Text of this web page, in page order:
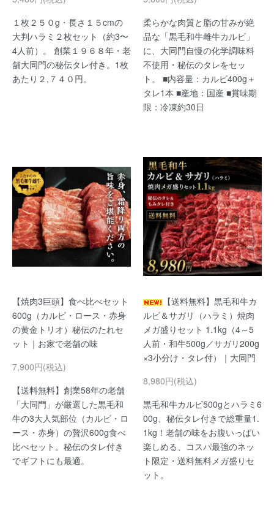
１枚２５０g・長さ１５cmの
大判ハラミ２枚セット（約3〜
4人前）。 創業１９６８年・老
舗大同門の秘伝タレ付き。1枚
あたり２,７４０円。
柔らかな肉質と脂の甘みが絶
品な「黒毛和牛雌牛カルビ」
に、大同門自慢の化学調味料
不使用・秘伝のタレをセッ
ト。 ■内容量：カルビ400g＋
タレ1本 ■産地：国産 ■賞味期
限：冷凍約30日
【焼肉3巨頭】食べ比べセット
600g（カルビ・ロース・赤身
の黄金トリオ）秘伝のたれセ
ット｜お家で老舗の味
7,900円(税込)
【送料無料】創業58年の老舗
「大同門」が厳選した黒毛和
牛の3大人気部位（カルビ・ロ
ース・赤身）の贅沢600g食べ
比べセット。秘伝のタレ付き
でギフトにも最適。
【送料無料】黒毛和牛カ
ルビ＆サガリ（ハラミ）焼肉
メガ盛りセット 1.1kg（4～5
人前・和牛500g／サガリ200g
×3小分け・タレ付）｜大同門
8,980円(税込)
黒毛和牛カルビ500gとハラミ6
00g、秘伝タレ付きで総重量1.
1kg！老舗の味をお腹いっぱい
楽しめる、コスパ最強のネッ
ト限定・送料無料メガ盛りセ
ット。